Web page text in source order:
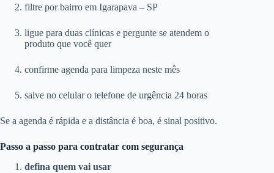
filtre por bairro em Igarapava – SP
ligue para duas clínicas e pergunte se atendem o
produto que você quer
confirme agenda para limpeza neste mês
salve no celular o telefone de urgência 24 horas
Se a agenda é rápida e a distância é boa, é sinal positivo.
Passo a passo para contratar com segurança
defina quem vai usar